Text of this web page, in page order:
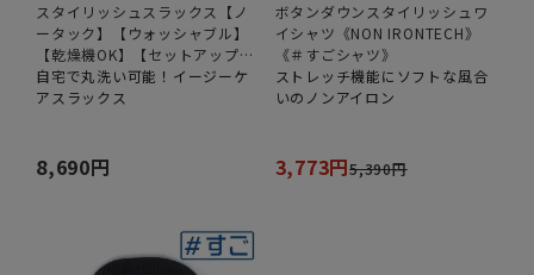
スタイリッシュスラックス【ノ
ータック】【ウォッシャブル】
【乾燥機OK】【セットアップ着
用可】
自宅で丸洗い可能！イージーケ
アスラックス
8,690円
ボタンダウンスタイリッシュワ
イシャツ《NON IRONTECH》
《＃すごシャツ》
ストレッチ機能にソフトな風合
いのノンアイロン
3,773円5,390円